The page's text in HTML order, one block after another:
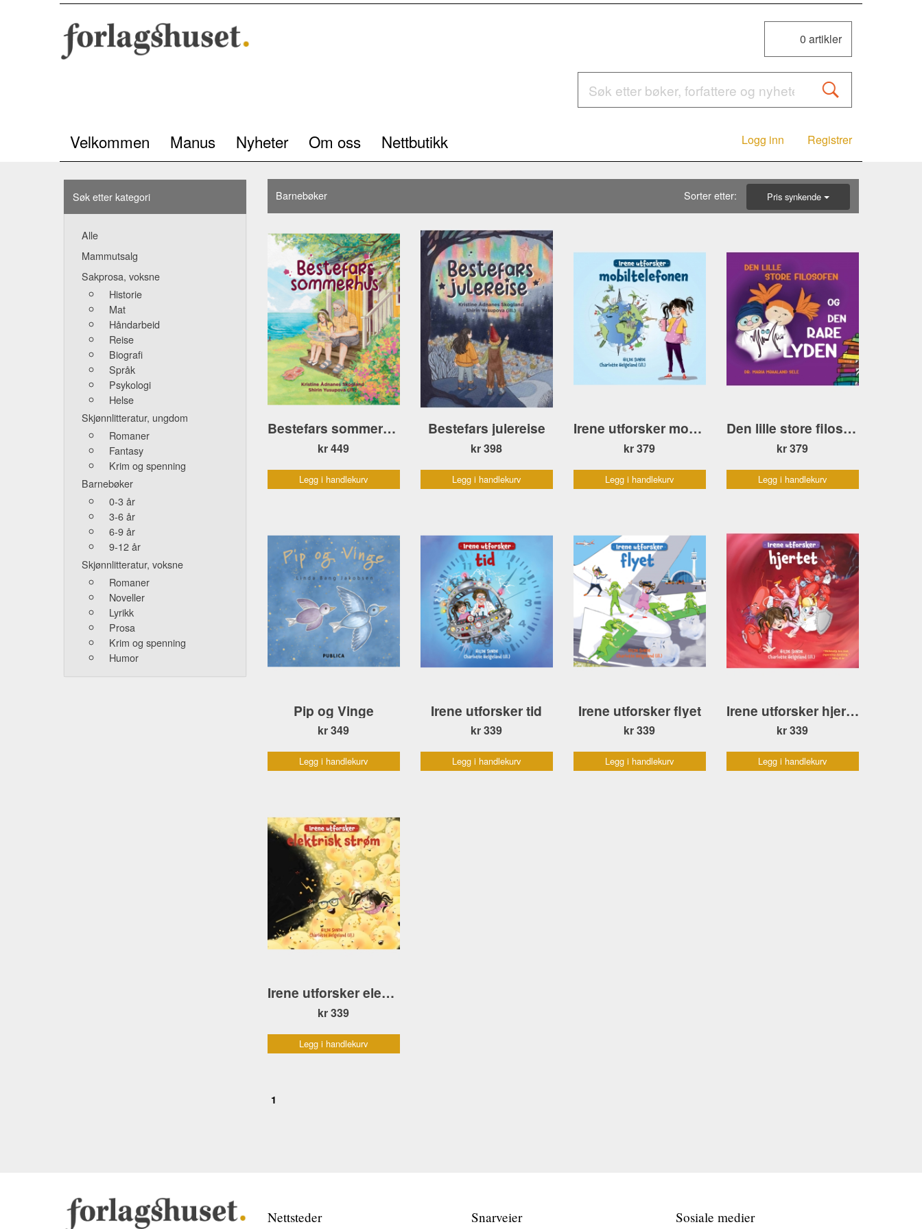
0 artikler
Velkommen Manus Nyheter Om oss Nettbutikk Logg inn Registrer
Søk etter kategori
Alle
Mammutsalg
Sakprosa, voksne
Historie
Mat
Håndarbeid
Reise
Biografi
Språk
Psykologi
Helse
Skjønnlitteratur, ungdom
Romaner
Fantasy
Krim og spenning
Barnebøker
0-3 år
3-6 år
6-9 år
9-12 år
Skjønnlitteratur, voksne
Romaner
Noveller
Lyrikk
Prosa
Krim og spenning
Humor
Barnebøker Sorter etter: Pris synkende
Bestefars sommerhus
kr 449
Legg i handlekurv
Bestefars julereise
kr 398
Legg i handlekurv
Irene utforsker mobiltelefonen
kr 379
Legg i handlekurv
Den lille store filosofen og den rare lyden
kr 379
Legg i handlekurv
Pip og Vinge
kr 349
Legg i handlekurv
Irene utforsker tid
kr 339
Legg i handlekurv
Irene utforsker flyet
kr 339
Legg i handlekurv
Irene utforsker hjertet
kr 339
Legg i handlekurv
Irene utforsker elektrisk strøm
kr 339
Legg i handlekurv
1
Nettsteder Snarveier Sosiale medier